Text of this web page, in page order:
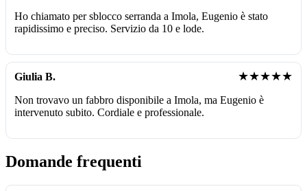
Ho chiamato per sblocco serranda a Imola, Eugenio è stato
rapidissimo e preciso. Servizio da 10 e lode.
Giulia B. ★★★★★
Non trovavo un fabbro disponibile a Imola, ma Eugenio è
intervenuto subito. Cordiale e professionale.
Domande frequenti